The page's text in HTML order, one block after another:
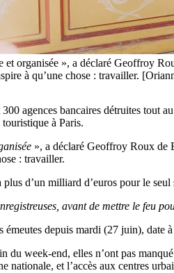
et organisée », a déclaré Geoffroy
à qu’une chose : travailler.
agences bancaires détruites tout
à Paris.
», a déclaré Geoffroy Roux de
: travailler.
plus d’un milliard d’euros pour le
avant de mettre le feu
émeutes depuis mardi (27 juin),
du week-end, elles n’ont pas
nationale, et l’accès aux centres